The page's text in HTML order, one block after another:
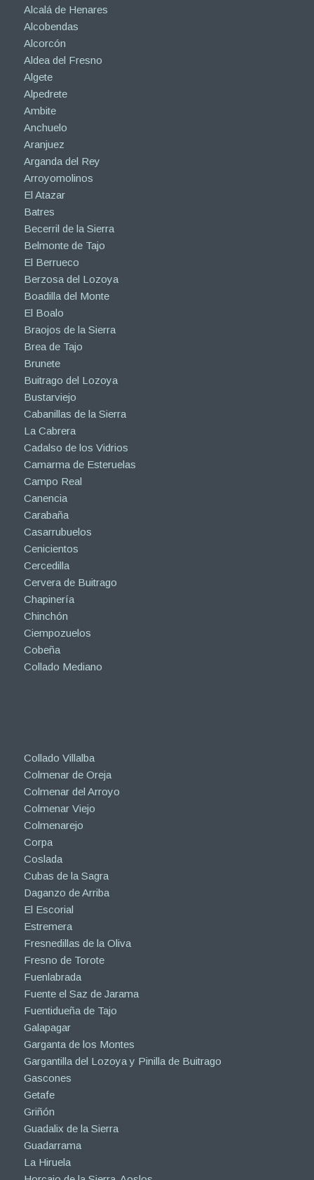
Alcalá de Henares
Alcobendas
Alcorcón
Aldea del Fresno
Algete
Alpedrete
Ambite
Anchuelo
Aranjuez
Arganda del Rey
Arroyomolinos
El Atazar
Batres
Becerril de la Sierra
Belmonte de Tajo
El Berrueco
Berzosa del Lozoya
Boadilla del Monte
El Boalo
Braojos de la Sierra
Brea de Tajo
Brunete
Buitrago del Lozoya
Bustarviejo
Cabanillas de la Sierra
La Cabrera
Cadalso de los Vidrios
Camarma de Esteruelas
Campo Real
Canencia
Carabaña
Casarrubuelos
Cenicientos
Cercedilla
Cervera de Buitrago
Chapinería
Chinchón
Ciempozuelos
Cobeña
Collado Mediano
Collado Villalba
Colmenar de Oreja
Colmenar del Arroyo
Colmenar Viejo
Colmenarejo
Corpa
Coslada
Cubas de la Sagra
Daganzo de Arriba
El Escorial
Estremera
Fresnedillas de la Oliva
Fresno de Torote
Fuenlabrada
Fuente el Saz de Jarama
Fuentidueña de Tajo
Galapagar
Garganta de los Montes
Gargantilla del Lozoya y Pinilla de Buitrago
Gascones
Getafe
Griñón
Guadalix de la Sierra
Guadarrama
La Hiruela